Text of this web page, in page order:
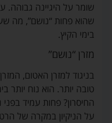
שומר על היגיינה גבוהה.
שהוא פחות “נושם”, מה
בימי הקיץ.
מזרן “נושם”
בניגוד למזרן האטום,
טובה יותר. הוא נוח יותר
החיסרון? פחות עמיד
על הניקיון במקרה של